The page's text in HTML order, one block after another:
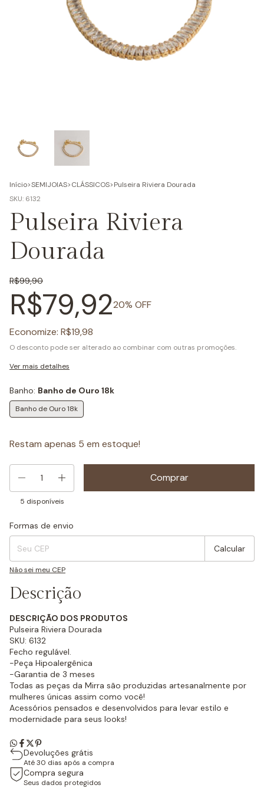
Início>SEMIJOIAS>CLÁSSICOS>Pulseira Riviera Dourada
SKU: 6132
Pulseira Riviera
Dourada
R$99,90
R$79,9220% OFF
Economize: R$19,98
O desconto pode ser alterado ao combinar com outras promoções.
Ver mais detalhes
Banho: Banho de Ouro 18k
Banho de Ouro 18k
Restam apenas 5 em estoque!
5 disponíveis
Entregas para o CEP:
Formas de envio
Calcular
Não sei meu CEP
Descrição
DESCRIÇÃO DOS PRODUTOS
Pulseira Riviera Dourada
SKU: 6132
Fecho regulável.
-Peça Hipoalergênica
-Garantia de 3 meses
Todas as peças da Mirra são produzidas artesanalmente por
mulheres únicas assim como você!
Acessórios pensados e desenvolvidos para levar estilo e
modernidade para seus looks!
Devoluções grátis
Até 30 dias após a compra
Compra segura
Seus dados protegidos